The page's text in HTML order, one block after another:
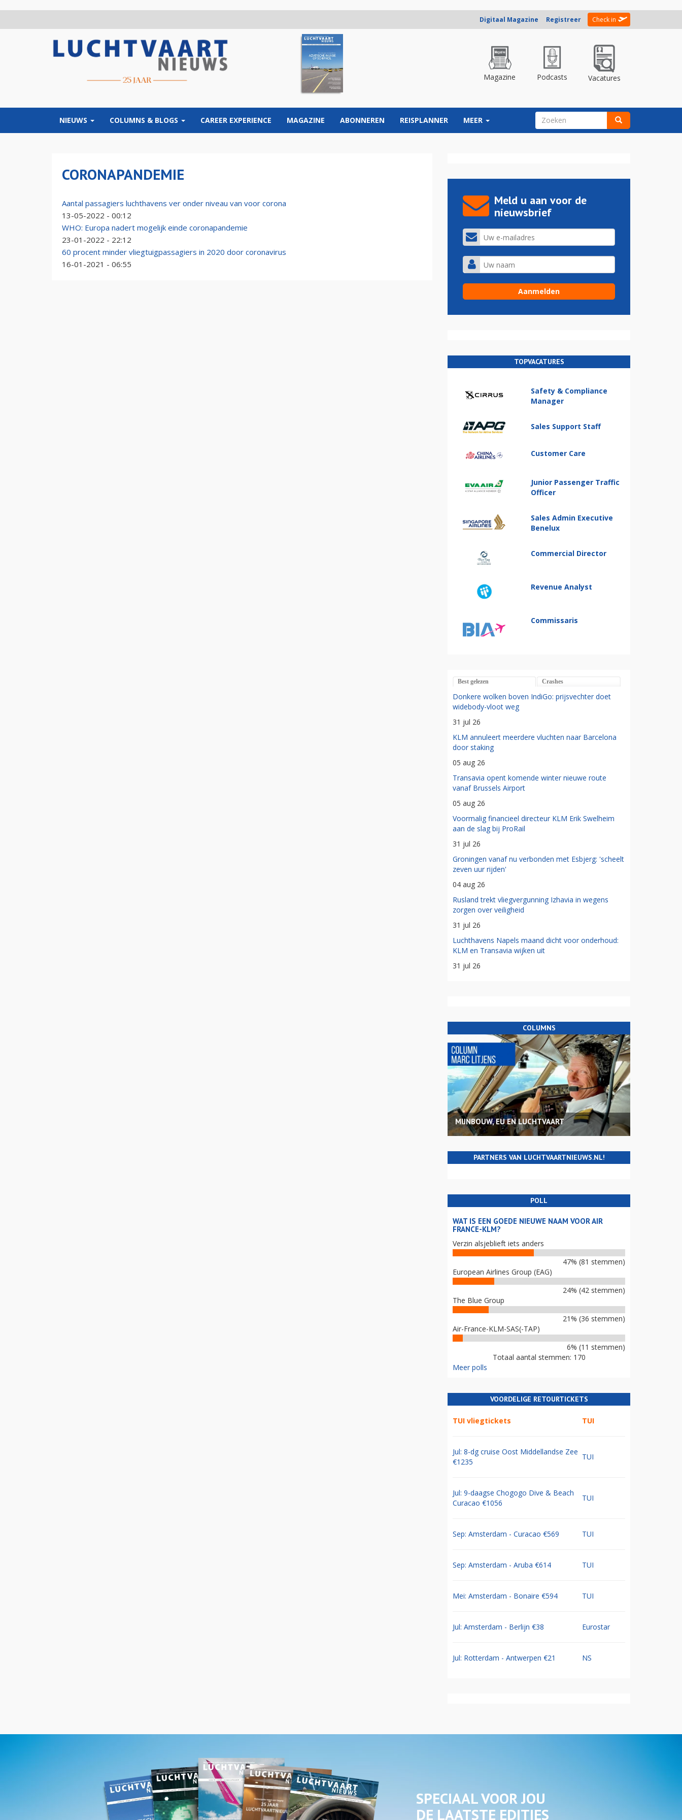
Digitaal Magazine Registreer Check in
Magazine Podcasts Vacatures
NIEUWS COLUMNS & BLOGS CAREER EXPERIENCE MAGAZINE ABONNEREN REISPLANNER MEER ZOEKVELD
CORONAPANDEMIE
Aantal passagiers luchthavens ver onder niveau van voor corona
13-05-2022 - 00:12
WHO: Europa nadert mogelijk einde coronapandemie
23-01-2022 - 22:12
60 procent minder vliegtuigpassagiers in 2020 door coronavirus
16-01-2021 - 06:55
Meld u aan voor de
nieuwsbrief
TOPVACATURES
Safety & Compliance
Manager
Sales Support Staff
Customer Care
Junior Passenger Traffic
Officer
Sales Admin Executive
Benelux
Commercial Director
Revenue Analyst
Commissaris
Best gelezen Crashes
Donkere wolken boven IndiGo: prijsvechter doet
widebody-vloot weg
31 jul 26
KLM annuleert meerdere vluchten naar Barcelona
door staking
05 aug 26
Transavia opent komende winter nieuwe route
vanaf Brussels Airport
05 aug 26
Voormalig financieel directeur KLM Erik Swelheim
aan de slag bij ProRail
31 jul 26
Groningen vanaf nu verbonden met Esbjerg: 'scheelt
zeven uur rijden'
04 aug 26
Rusland trekt vliegvergunning Izhavia in wegens
zorgen over veiligheid
31 jul 26
Luchthavens Napels maand dicht voor onderhoud:
KLM en Transavia wijken uit
31 jul 26
COLUMNS
MIJNBOUW, EU EN LUCHTVAART
PARTNERS VAN LUCHTVAARTNIEUWS.NL!
POLL
WAT IS EEN GOEDE NIEUWE NAAM VOOR AIR
FRANCE-KLM?
Verzin alsjeblieft iets anders
47% (81 stemmen)
European Airlines Group (EAG)
24% (42 stemmen)
The Blue Group
21% (36 stemmen)
Air-France-KLM-SAS(-TAP)
6% (11 stemmen)
Totaal aantal stemmen: 170
Meer polls
VOORDELIGE RETOURTICKETS
TUI vliegtickets TUI
Jul: 8-dg cruise Oost Middellandse Zee
€1235
TUI
Jul: 9-daagse Chogogo Dive & Beach
Curacao €1056
TUI
Sep: Amsterdam - Curacao €569 TUI
Sep: Amsterdam - Aruba €614 TUI
Mei: Amsterdam - Bonaire €594 TUI
Jul: Amsterdam - Berlijn €38 Eurostar
Jul: Rotterdam - Antwerpen €21 NS
SPECIAAL VOOR JOU
DE LAATSTE EDITIES